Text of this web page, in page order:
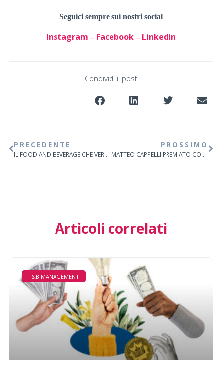
Seguici sempre sui nostri social
Instagram – Facebook– Linkedin
Condividi il post
PRECEDENTE
IL FOOD AND BEVERAGE CHE VERRÀ
PROSSIMO
MATTEO CAPPELLI PREMIATO CON IL BEST F&B MANAGER 2022 AWARD
Articoli correlati
F&B MANAGEMENT